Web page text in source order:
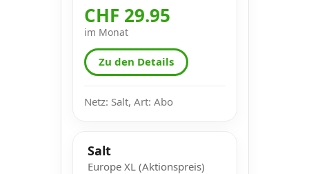
CHF 29.95
im Monat
Zu den Details
Netz: Salt, Art: Abo
Salt
Europe XL (Aktionspreis)